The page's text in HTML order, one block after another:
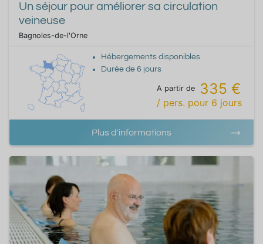
Un séjour pour améliorer sa circulation
veineuse
Bagnoles-de-l'Orne
Hébergements disponibles
Durée de 6 jours
A partir de 335 €
/ pers. pour 6 jours
Plus d'informations